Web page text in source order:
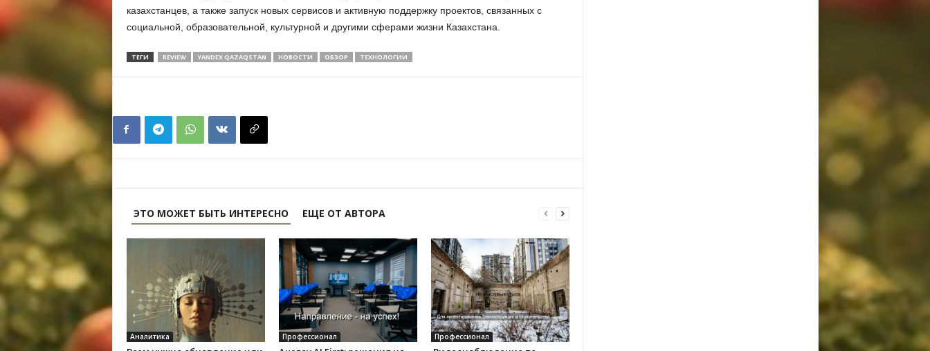
казахстанцев, а также запуск новых сервисов и активную поддержку проектов, связанных с
социальной, образовательной, культурной и другими сферами жизни Казахстана.
ТЕГИ REVIEW YANDEX QAZAQSTAN НОВОСТИ ОБЗОР ТЕХНОЛОГИИ
ЭТО МОЖЕТ БЫТЬ ИНТЕРЕСНО ЕЩЕ ОТ АВТОРА
Аналитика Профессионал Профессионал